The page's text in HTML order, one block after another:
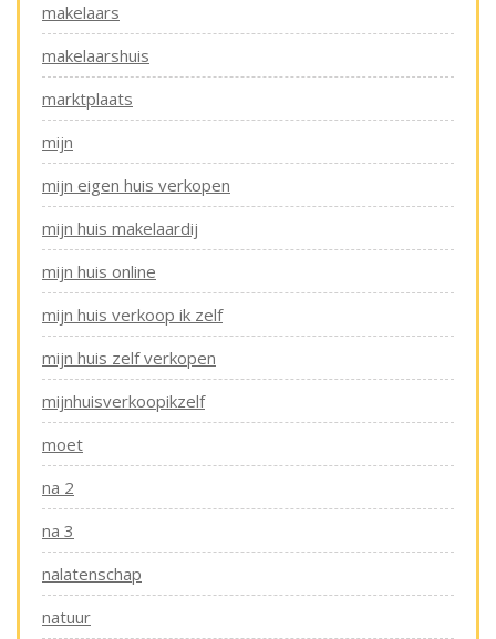
makelaars
makelaarshuis
marktplaats
mijn
mijn eigen huis verkopen
mijn huis makelaardij
mijn huis online
mijn huis verkoop ik zelf
mijn huis zelf verkopen
mijnhuisverkoopikzelf
moet
na 2
na 3
nalatenschap
natuur